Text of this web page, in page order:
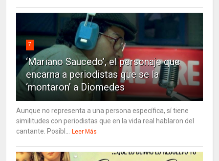
7
‘Mariano Saucedo’, el personaje que
encarna a periodistas que se la
‘montaron’ a Diomedes
Aunque no representa a una persona específica, sí tiene
similitudes con periodistas que en la vida real hablaron del
cantante. Posibl...
Leer Más